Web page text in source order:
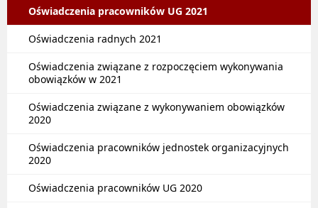
Oświadczenia pracowników UG 2021
Oświadczenia radnych 2021
Oświadczenia związane z rozpoczęciem wykonywania
obowiązków w 2021
Oświadczenia związane z wykonywaniem obowiązków
2020
Oświadczenia pracowników jednostek organizacyjnych
2020
Oświadczenia pracowników UG 2020